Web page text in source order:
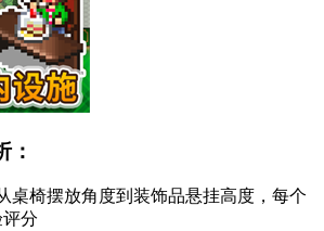
：
桌椅摆放角度到装饰品悬挂高度，每个
分